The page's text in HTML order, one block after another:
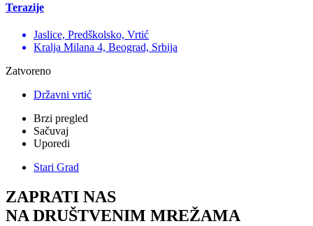
Terazije
Jaslice, Predškolsko, Vrtić
Kralja Milana 4, Beograd, Srbija
Zatvoreno
Državni vrtić
Brzi pregled
Sačuvaj
Uporedi
Stari Grad
ZAPRATI NAS
NA DRUŠTVENIM MREŽAMA